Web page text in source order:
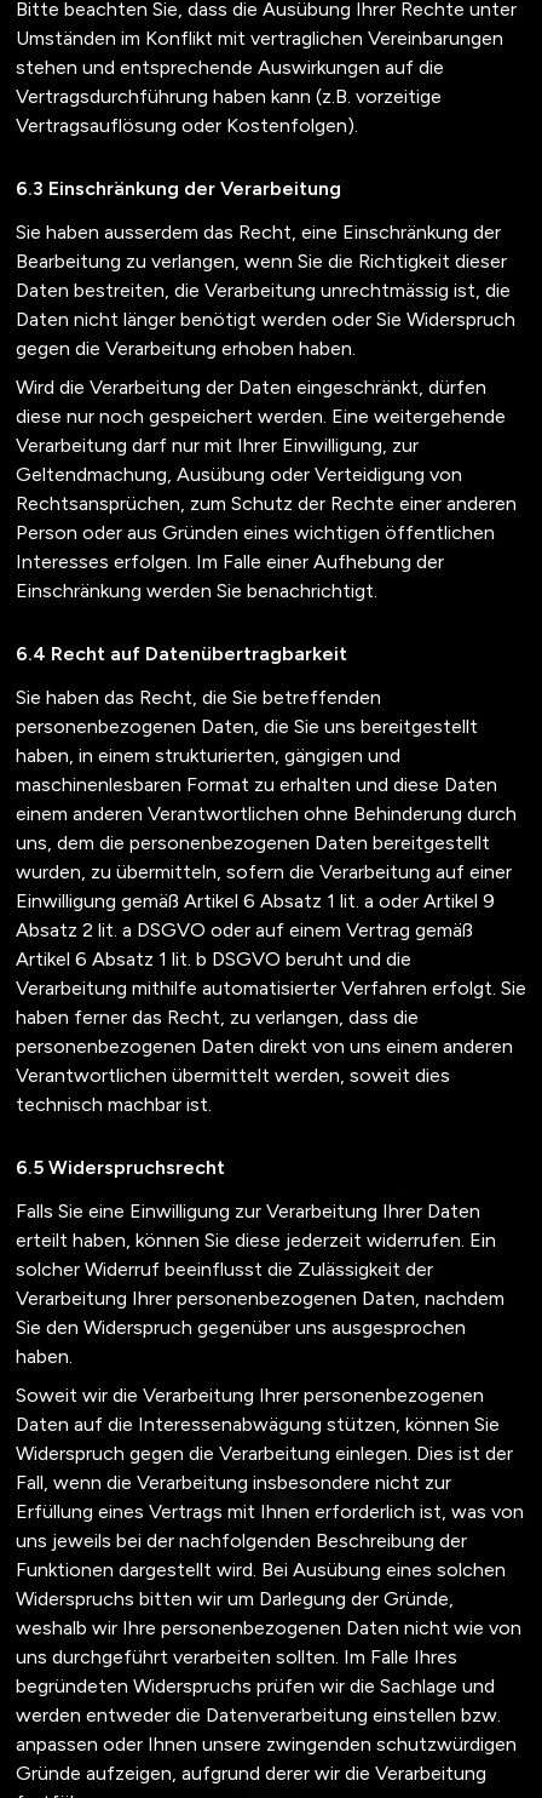
Bitte beachten Sie, dass die Ausübung Ihrer Rechte unter
Umständen im Konflikt mit vertraglichen Vereinbarungen
stehen und entsprechende Auswirkungen auf die
Vertragsdurchführung haben kann (z.B. vorzeitige
Vertragsauflösung oder Kostenfolgen).
Einschränkung der Verarbeitung
Sie haben ausserdem das Recht, eine Einschränkung der
Bearbeitung zu verlangen, wenn Sie die Richtigkeit dieser
Daten bestreiten, die Verarbeitung unrechtmässig ist, die
Daten nicht länger benötigt werden oder Sie Widerspruch
gegen die Verarbeitung erhoben haben.
Wird die Verarbeitung der Daten eingeschränkt, dürfen
diese nur noch gespeichert werden. Eine weitergehende
Verarbeitung darf nur mit Ihrer Einwilligung, zur
Geltendmachung, Ausübung oder Verteidigung von
Rechtsansprüchen, zum Schutz der Rechte einer anderen
Person oder aus Gründen eines wichtigen öffentlichen
Interesses erfolgen. Im Falle einer Aufhebung der
Einschränkung werden Sie benachrichtigt.
Recht auf Datenübertragbarkeit
Sie haben das Recht, die Sie betreffenden
personenbezogenen Daten, die Sie uns bereitgestellt
haben, in einem strukturierten, gängigen und
maschinenlesbaren Format zu erhalten und diese Daten
einem anderen Verantwortlichen ohne Behinderung durch
uns, dem die personenbezogenen Daten bereitgestellt
wurden, zu übermitteln, sofern die Verarbeitung auf einer
Einwilligung gemäß Artikel 6 Absatz 1 lit. a oder Artikel 9
Absatz 2 lit. a DSGVO oder auf einem Vertrag gemäß
Artikel 6 Absatz 1 lit. b DSGVO beruht und die
Verarbeitung mithilfe automatisierter Verfahren erfolgt. Sie
haben ferner das Recht, zu verlangen, dass die
personenbezogenen Daten direkt von uns einem anderen
Verantwortlichen übermittelt werden, soweit dies
technisch machbar ist.
Widerspruchsrecht
Falls Sie eine Einwilligung zur Verarbeitung Ihrer Daten
erteilt haben, können Sie diese jederzeit widerrufen. Ein
solcher Widerruf beeinflusst die Zulässigkeit der
Verarbeitung Ihrer personenbezogenen Daten, nachdem
Sie den Widerspruch gegenüber uns ausgesprochen
haben.
Soweit wir die Verarbeitung Ihrer personenbezogenen
Daten auf die Interessenabwägung stützen, können Sie
Widerspruch gegen die Verarbeitung einlegen. Dies ist der
Fall, wenn die Verarbeitung insbesondere nicht zur
Erfüllung eines Vertrags mit Ihnen erforderlich ist, was von
uns jeweils bei der nachfolgenden Beschreibung der
Funktionen dargestellt wird. Bei Ausübung eines solchen
Widerspruchs bitten wir um Darlegung der Gründe,
weshalb wir Ihre personenbezogenen Daten nicht wie von
uns durchgeführt verarbeiten sollten. Im Falle Ihres
begründeten Widerspruchs prüfen wir die Sachlage und
werden entweder die Datenverarbeitung einstellen bzw.
anpassen oder Ihnen unsere zwingenden schutzwürdigen
Gründe aufzeigen, aufgrund derer wir die Verarbeitung